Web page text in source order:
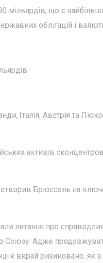
мільярдів, що є
облігацій і
Італія, Австрія та
активів
Брюссель на
питання про
Союзу. Адже
є вкрай ризиковано, як з